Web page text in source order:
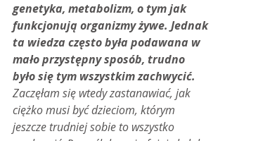
genetyka, metabolizm, o tym jak
funkcjonują organizmy żywe. Jednak
ta wiedza często była podawana w
mało przystępny sposób, trudno
było się tym wszystkim zachwycić.
Zaczęłam się wtedy zastanawiać, jak
ciężko musi być dzieciom, którym
jeszcze trudniej sobie to wszystko